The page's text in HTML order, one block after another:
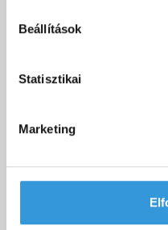
Beállítások
Statisztikai
Marketing